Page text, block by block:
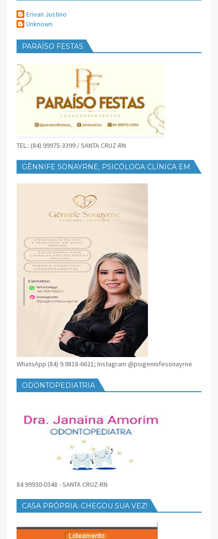
Erivan Justino
Unknown
PARAÍSO FESTAS
TEL.: (84) 99975-3399 / SANTA CRUZ-RN
GÊNNIFE SONAYRNE, PSICÓLOGA CLÍNICA EM
WhatsApp (84) 9.9818-6621; Instagram @psigennifesonayrne
ODONTOPEDIATRIA
84 99930-0348 - SANTA CRUZ-RN
CASA PRÓPRIA: CHEGOU SUA VEZ!